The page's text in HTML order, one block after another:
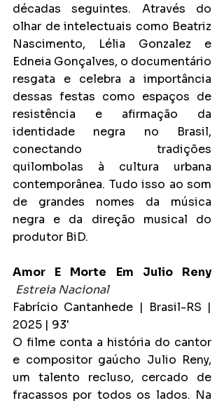
décadas seguintes. Através do
olhar de intelectuais como Beatriz
Nascimento, Lélia Gonzalez e
Edneia Gonçalves, o documentário
resgata e celebra a importância
dessas festas como espaços de
resistência e afirmação da
identidade negra no Brasil,
conectando tradições
quilombolas à cultura urbana
contemporânea. Tudo isso ao som
de grandes nomes da música
negra e da direção musical do
produtor BiD.
Amor E Morte Em Julio Reny
Estreia Nacional
Fabrício Cantanhede | Brasil-RS |
2025 | 93'
O filme conta a história do cantor
e compositor gaúcho Julio Reny,
um talento recluso, cercado de
fracassos por todos os lados. Na